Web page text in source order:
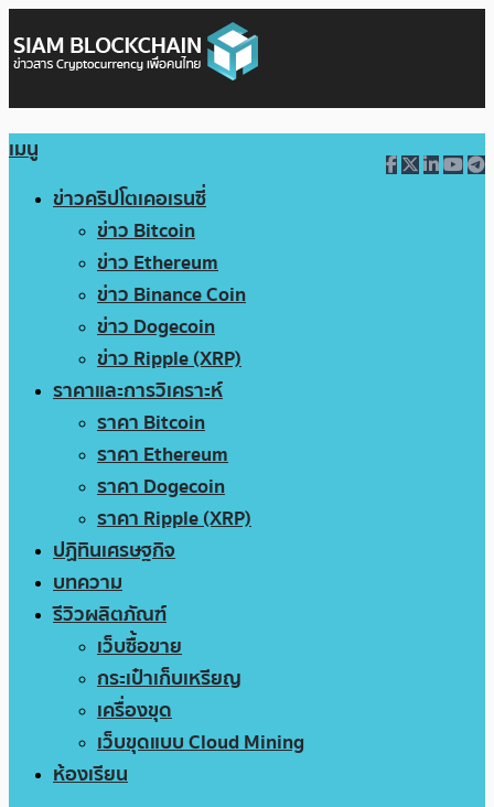
เมนู
ข่าวคริปโตเคอเรนซี่
ข่าว Bitcoin
ข่าว Ethereum
ข่าว Binance Coin
ข่าว Dogecoin
ข่าว Ripple (XRP)
ราคาและการวิเคราะห์
ราคา Bitcoin
ราคา Ethereum
ราคา Dogecoin
ราคา Ripple (XRP)
ปฏิทินเศรษฐกิจ
บทความ
รีวิวผลิตภัณฑ์
เว็บซื้อขาย
กระเป๋าเก็บเหรียญ
เครื่องขุด
เว็บขุดแบบ Cloud Mining
ห้องเรียน